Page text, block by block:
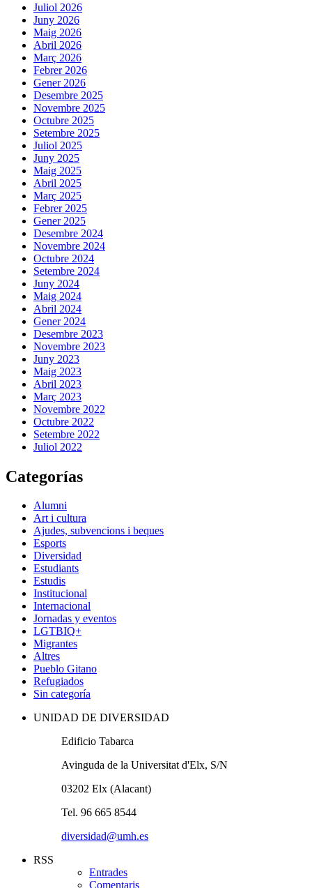
Juliol 2026
Juny 2026
Maig 2026
Abril 2026
Març 2026
Febrer 2026
Gener 2026
Desembre 2025
Novembre 2025
Octubre 2025
Setembre 2025
Juliol 2025
Juny 2025
Maig 2025
Abril 2025
Març 2025
Febrer 2025
Gener 2025
Desembre 2024
Novembre 2024
Octubre 2024
Setembre 2024
Juny 2024
Maig 2024
Abril 2024
Gener 2024
Desembre 2023
Novembre 2023
Juny 2023
Maig 2023
Abril 2023
Març 2023
Novembre 2022
Octubre 2022
Setembre 2022
Juliol 2022
Categorías
Alumni
Art i cultura
Ajudes, subvencions i beques
Esports
Diversidad
Estudiants
Estudis
Institucional
Internacional
Jornadas y eventos
LGTBIQ+
Migrantes
Altres
Pueblo Gitano
Refugiados
Sin categoría
UNIDAD DE DIVERSIDAD
Edificio Tabarca
Avinguda de la Universitat d'Elx, S/N
03202 Elx (Alacant)
Tel. 96 665 8544
diversidad@umh.es
RSS
Entrades
Comentaris